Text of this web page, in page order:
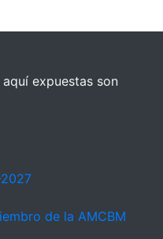
expuestas son
de la AMCBM